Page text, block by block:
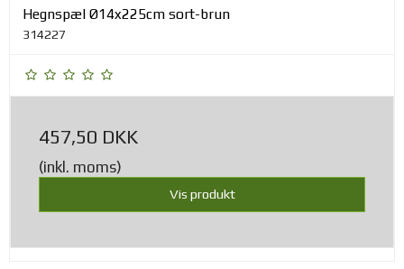
Hegnspæl Ø14x225cm sort-brun
314227
457,50 DKK
(inkl. moms)
Vis produkt